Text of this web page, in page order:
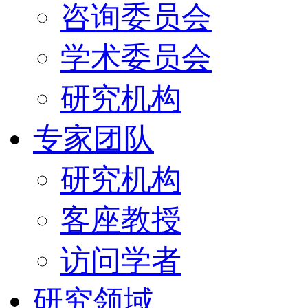
咨询委员会
学术委员会
研究机构
专家团队
研究机构
客座教授
访问学者
研究领域